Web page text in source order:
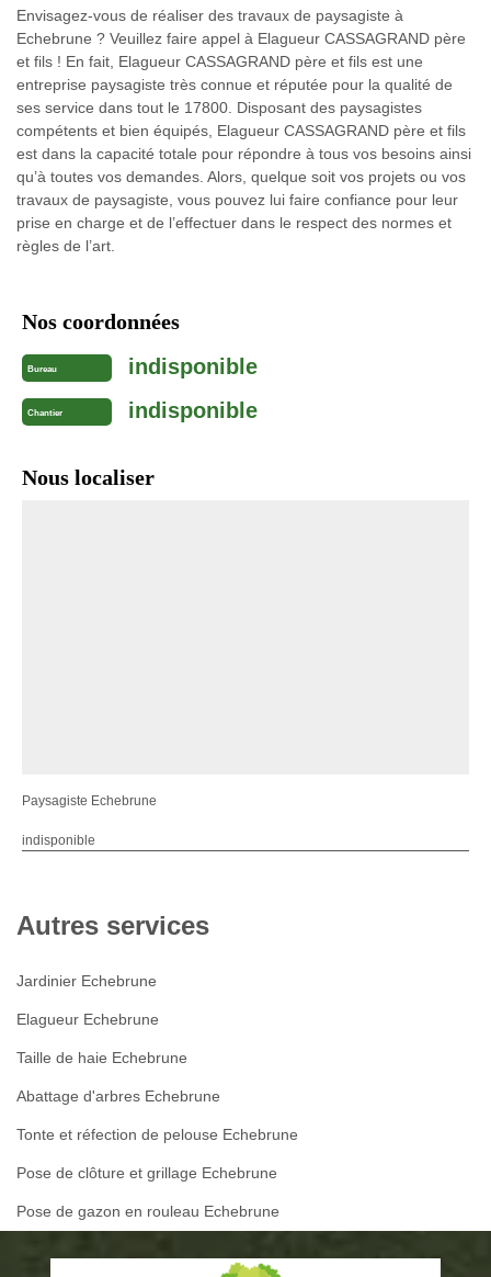
Envisagez-vous de réaliser des travaux de paysagiste à
Echebrune ? Veuillez faire appel à Elagueur CASSAGRAND père
et fils ! En fait, Elagueur CASSAGRAND père et fils est une
entreprise paysagiste très connue et réputée pour la qualité de
ses service dans tout le 17800. Disposant des paysagistes
compétents et bien équipés, Elagueur CASSAGRAND père et fils
est dans la capacité totale pour répondre à tous vos besoins ainsi
qu’à toutes vos demandes. Alors, quelque soit vos projets ou vos
travaux de paysagiste, vous pouvez lui faire confiance pour leur
prise en charge et de l’effectuer dans le respect des normes et
règles de l’art.
Nos coordonnées
Bureau indisponible
Chantier indisponible
Nous localiser
Paysagiste Echebrune
indisponible
Autres services
Jardinier Echebrune
Elagueur Echebrune
Taille de haie Echebrune
Abattage d'arbres Echebrune
Tonte et réfection de pelouse Echebrune
Pose de clôture et grillage Echebrune
Pose de gazon en rouleau Echebrune